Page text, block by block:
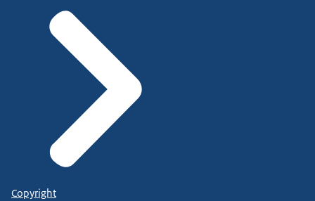
Copyright